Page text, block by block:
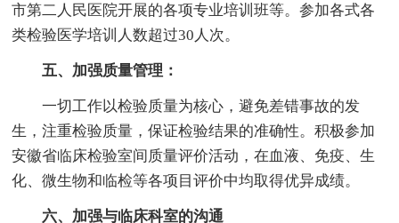
市第二人民医院开展的各项专业培训班等。参加各式各
类检验医学培训人数超过30人次。
五、加强质量管理：
一切工作以检验质量为核心，避免差错事故的发
生，注重检验质量，保证检验结果的准确性。积极参加
安徽省临床检验室间质量评价活动，在血液、免疫、生
化、微生物和临检等各项目评价中均取得优异成绩。
六、加强与临床科室的沟通